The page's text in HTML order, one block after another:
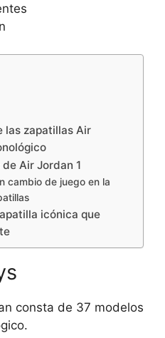
las zapatillas Air
Air Jordan 1
cambio de juego en la
icónica que
consta de 37 modelos